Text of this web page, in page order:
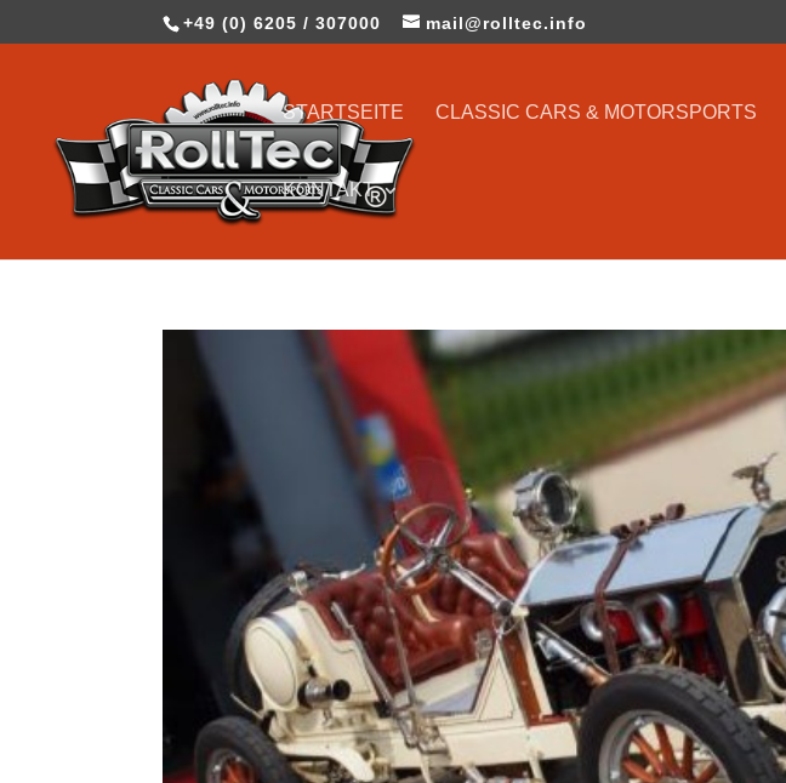
+49 (0) 6205 / 307000 mail@rolltec.info
STARTSEITE CLASSIC CARS & MOTORSPORTS
KONTAKT